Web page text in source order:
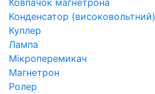
Ковпачок магнетрона
Конденсатор (високовольтний)
Куплер
Лампа
Мікроперемикач
Магнетрон
Ролер